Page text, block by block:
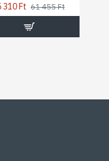
310 Ft 61 455 Ft